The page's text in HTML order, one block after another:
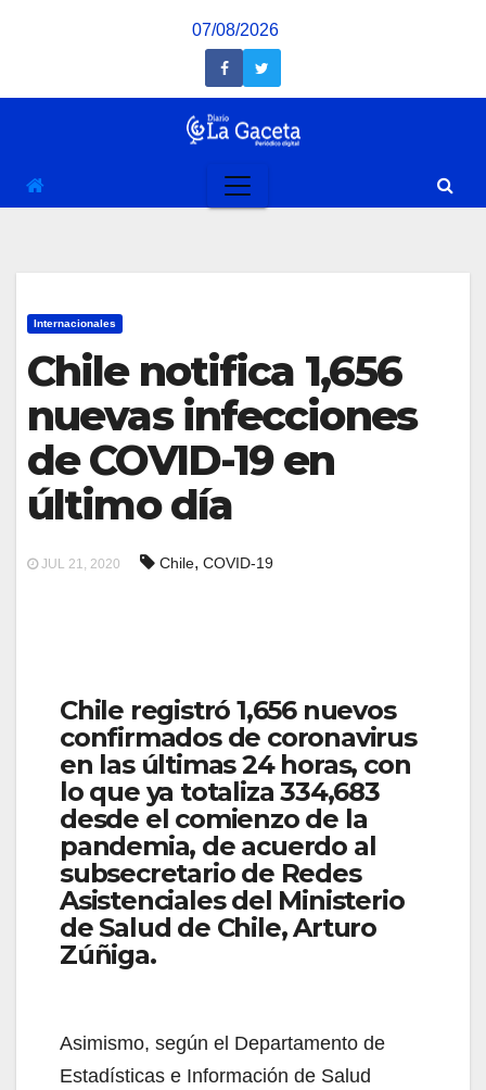
07/08/2026
Internacionales
Chile notifica 1,656
nuevas infecciones
de COVID-19 en
último día
JUL 21, 2020 Chile, COVID-19
Chile registró 1,656 nuevos
confirmados de coronavirus
en las últimas 24 horas, con
lo que ya totaliza 334,683
desde el comienzo de la
pandemia, de acuerdo al
subsecretario de Redes
Asistenciales del Ministerio
de Salud de Chile, Arturo
Zúñiga.
Asimismo, según el Departamento de
Estadísticas e Información de Salud